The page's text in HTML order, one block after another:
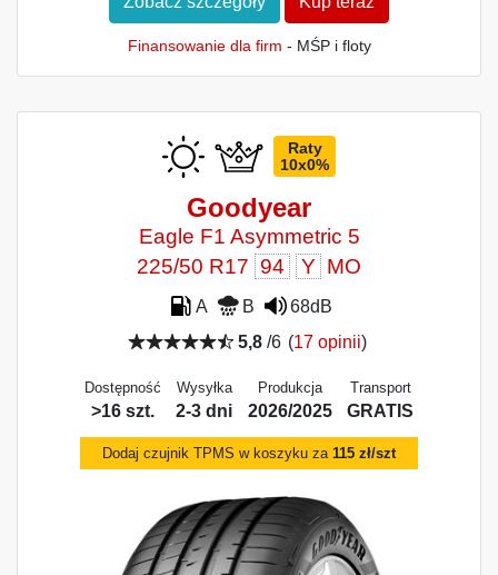
Finansowanie dla firm - MŚP i floty
Raty
10x0%
Goodyear
Eagle F1 Asymmetric 5
225/50 R17 94 Y MO
A B
68dB
5,8/6 (17 opinii)
Dostępność
>16 szt.
Wysyłka
2-3 dni
Produkcja
2026/2025
Transport
GRATIS
Dodaj czujnik TPMS w koszyku za 115 zł/szt